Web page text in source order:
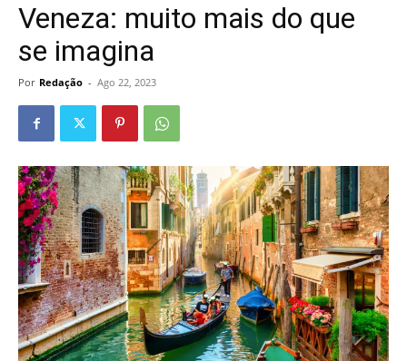
Veneza: muito mais do que
se imagina
Por Redação - Ago 22, 2023